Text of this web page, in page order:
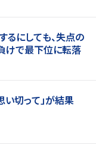
るにしても、失点の
けで最下位に転落
切って」が結果